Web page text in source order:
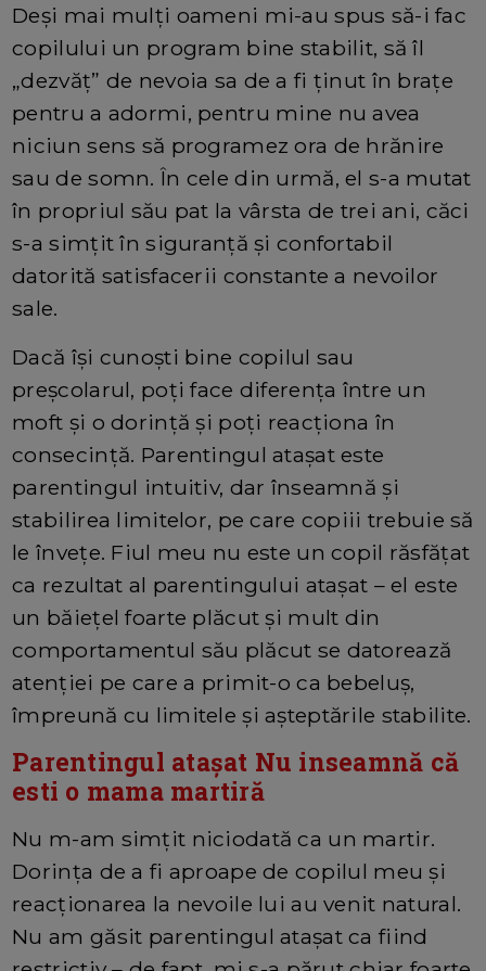
Deşi mai mulţi oameni mi-au spus să-i fac
copilului un program bine stabilit, să îl
„dezvăţ” de nevoia sa de a fi ţinut în braţe
pentru a adormi, pentru mine nu avea
niciun sens să programez ora de hrănire
sau de somn. În cele din urmă, el s-a mutat
în propriul său pat la vârsta de trei ani, căci
s-a simţit în siguranţă şi confortabil
datorită satisfacerii constante a nevoilor
sale.
Dacă îşi cunoşti bine copilul sau
preşcolarul, poţi face diferenţa între un
moft şi o dorinţă şi poţi reacţiona în
consecinţă. Parentingul ataşat este
parentingul intuitiv, dar înseamnă şi
stabilirea limitelor, pe care copiii trebuie să
le înveţe. Fiul meu nu este un copil răsfăţat
ca rezultat al parentingului ataşat – el este
un băieţel foarte plăcut şi mult din
comportamentul său plăcut se datorează
atenţiei pe care a primit-o ca bebeluş,
împreună cu limitele şi aşteptările stabilite.
Parentingul ataşat Nu inseamnă că
esti o mama martiră
Nu m-am simţit niciodată ca un martir.
Dorinţa de a fi aproape de copilul meu şi
reacţionarea la nevoile lui au venit natural.
Nu am găsit parentingul ataşat ca fiind